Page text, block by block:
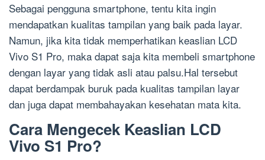
Sebagai pengguna smartphone, tentu kita ingin
mendapatkan kualitas tampilan yang baik pada layar.
Namun, jika kita tidak memperhatikan keaslian LCD
Vivo S1 Pro, maka dapat saja kita membeli smartphone
dengan layar yang tidak asli atau palsu.Hal tersebut
dapat berdampak buruk pada kualitas tampilan layar
dan juga dapat membahayakan kesehatan mata kita.
Cara Mengecek Keaslian LCD
Vivo S1 Pro?